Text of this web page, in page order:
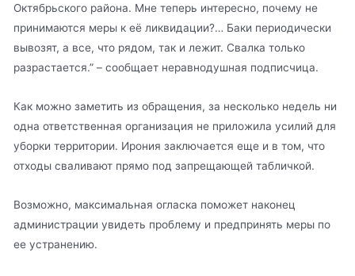
Октябрьского района. Мне теперь интересно, почему не
принимаются меры к её ликвидации?… Баки периодически
вывозят, а все, что рядом, так и лежит. Свалка только
разрастается.” – сообщает неравнодушная подписчица.
Как можно заметить из обращения, за несколько недель ни
одна ответственная организация не приложила усилий для
уборки территории. Ирония заключается еще и в том, что
отходы сваливают прямо под запрещающей табличкой.
Возможно, максимальная огласка поможет наконец
администрации увидеть проблему и предпринять меры по
ее устранению.